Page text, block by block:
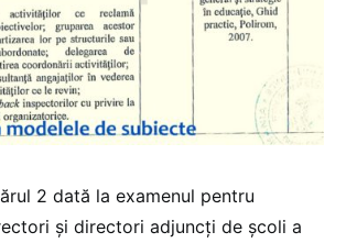
2 dată la examenul pentru
și directori adjuncți de școli a